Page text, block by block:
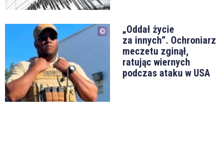
„Oddał życie
za innych”. Ochroniarz
meczetu zginął,
ratując wiernych
podczas ataku w USA